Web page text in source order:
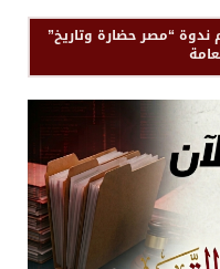
ندوة “مصر حضارة وتاريخ”